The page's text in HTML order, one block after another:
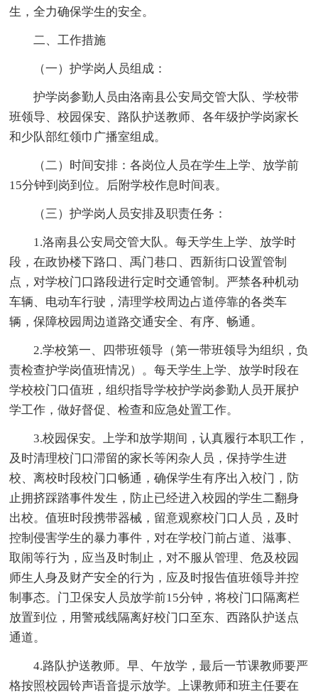
生，全力确保学生的安全。
二、工作措施
（一）护学岗人员组成：
护学岗参勤人员由洛南县公安局交管大队、学校带
班领导、校园保安、路队护送教师、各年级护学岗家长
和少队部红领巾广播室组成。
（二）时间安排：各岗位人员在学生上学、放学前
15分钟到岗到位。后附学校作息时间表。
（三）护学岗人员安排及职责任务：
1.洛南县公安局交管大队。每天学生上学、放学时
段，在政协楼下路口、禹门巷口、西新街口设置管制
点，对学校门口路段进行定时交通管制。严禁各种机动
车辆、电动车行驶，清理学校周边占道停靠的各类车
辆，保障校园周边道路交通安全、有序、畅通。
2.学校第一、四带班领导（第一带班领导为组织，负
责检查护学岗值班情况）。每天学生上学、放学时段在
学校校门口值班，组织指导学校护学岗参勤人员开展护
学工作，做好督促、检查和应急处置工作。
3.校园保安。上学和放学期间，认真履行本职工作，
及时清理校门口滞留的家长等闲杂人员，保持学生进
校、离校时段校门口畅通，确保学生有序出入校门，防
止拥挤踩踏事件发生，防止已经进入校园的学生二翻身
出校。值班时段携带器械，留意观察校门口人员，及时
控制侵害学生的暴力事件，对在学校门前占道、滋事、
取闹等行为，应当及时制止，对不服从管理、危及校园
师生人身及财产安全的行为，应及时报告值班领导并控
制事态。门卫保安人员放学前15分钟，将校门口隔离栏
放置到位，用警戒线隔离好校门口至东、西路队护送点
通道。
4.路队护送教师。早、午放学，最后一节课教师要严
格按照校园铃声语音提示放学。上课教师和班主任要在